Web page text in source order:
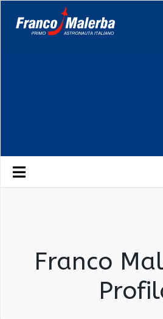
Franco